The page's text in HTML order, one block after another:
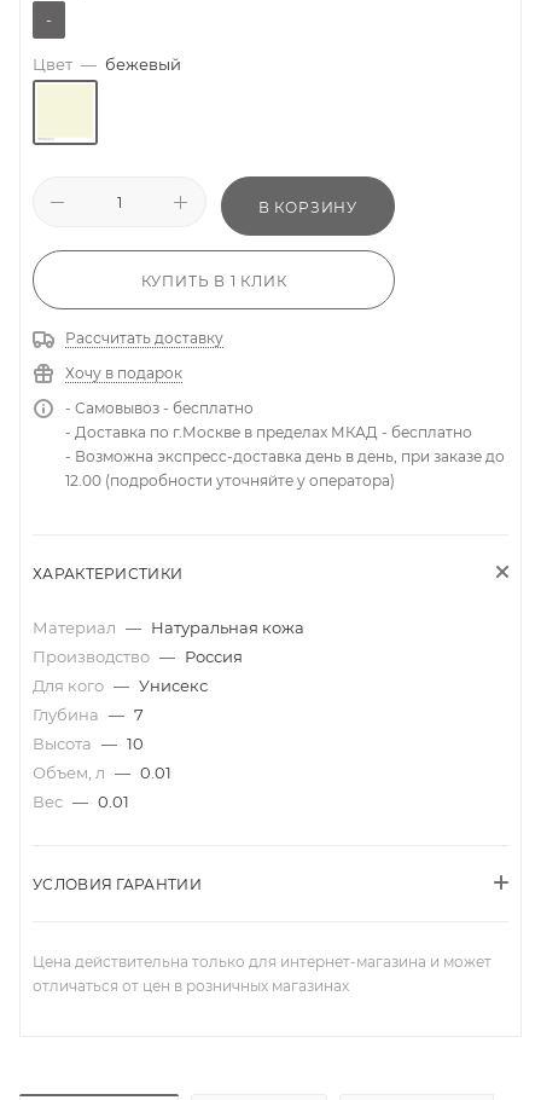
-
Цвет — бежевый
В КОРЗИНУ
КУПИТЬ В 1 КЛИК
Рассчитать доставку
Хочу в подарок
- Самовывоз - бесплатно
- Доставка по г.Москве в пределах МКАД - бесплатно
- Возможна экспресс-доставка день в день, при заказе до
12.00 (подробности уточняйте у оператора)
ХАРАКТЕРИСТИКИ
Материал — Натуральная кожа
Производство — Россия
Для кого — Унисекс
Глубина — 7
Высота — 10
Объем, л — 0.01
Вес — 0.01
УСЛОВИЯ ГАРАНТИИ
Цена действительна только для интернет-магазина и может
отличаться от цен в розничных магазинах